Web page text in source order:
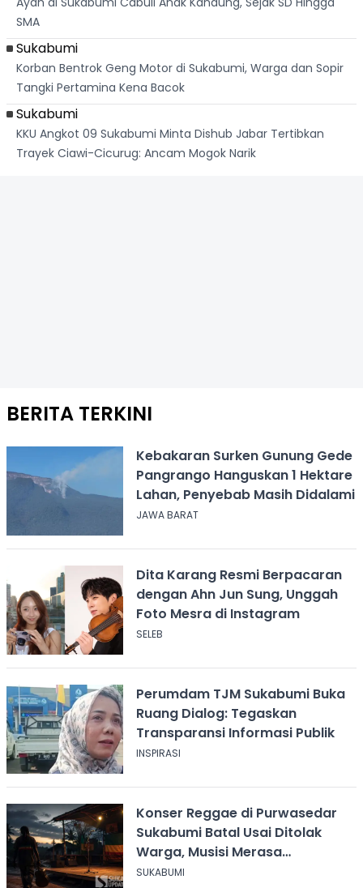
SMA
Sukabumi
Korban Bentrok Geng Motor di Sukabumi, Warga dan Sopir
Tangki Pertamina Kena Bacok
Sukabumi
KKU Angkot 09 Sukabumi Minta Dishub Jabar Tertibkan
Trayek Ciawi-Cicurug: Ancam Mogok Narik
BERITA TERKINI
Kebakaran Surken Gunung Gede
Pangrango Hanguskan 1 Hektare
Lahan, Penyebab Masih Didalami
JAWA BARAT
Dita Karang Resmi Berpacaran
dengan Ahn Jun Sung, Unggah
Foto Mesra di Instagram
SELEB
Perumdam TJM Sukabumi Buka
Ruang Dialog: Tegaskan
Transparansi Informasi Publik
INSPIRASI
Konser Reggae di Purwasedar
Sukabumi Batal Usai Ditolak
Warga, Musisi Merasa
Didiskreditkan
SUKABUMI